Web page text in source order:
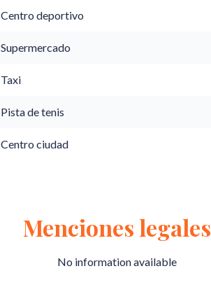
Centro deportivo
Supermercado
Taxi
Pista de tenis
Centro ciudad
Menciones legales
No information available